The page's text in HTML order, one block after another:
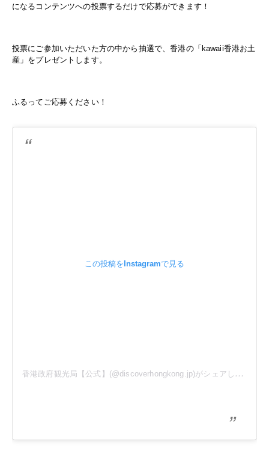
になるコンテンツへの投票するだけで応募ができます！
投票にご参加いただいた方の中から抽選で、香港の「kawaii香港お土
産」をプレゼントします。
ふるってご応募ください！
この投稿をInstagramで見る
香港政府観光局【公式】(@discoverhongkong.jp)がシェアした投稿